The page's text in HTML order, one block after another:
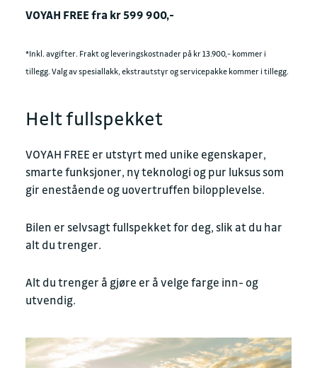
VOYAH FREE fra kr 599 900,-
*Inkl. avgifter. Frakt og leveringskostnader på kr 13.900,- kommer i
tillegg. Valg av spesiallakk, ekstrautstyr og servicepakke kommer i tillegg.
Helt fullspekket
VOYAH FREE er utstyrt med unike egenskaper,
smarte funksjoner, ny teknologi og pur luksus som
gir enestående og uovertruffen bilopplevelse.
Bilen er selvsagt fullspekket for deg, slik at du har
alt du trenger.
Alt du trenger å gjøre er å velge farge inn- og
utvendig.